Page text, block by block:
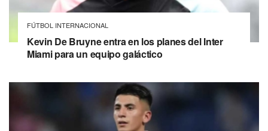
FÚTBOL INTERNACIONAL
Kevin De Bruyne entra en los planes del Inter
Miami para un equipo galáctico